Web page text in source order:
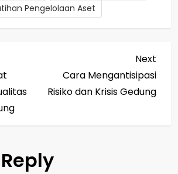
Pengelolaan Aset
Post
Next
Cara Mengantisipasi
Risiko dan Krisis Gedung